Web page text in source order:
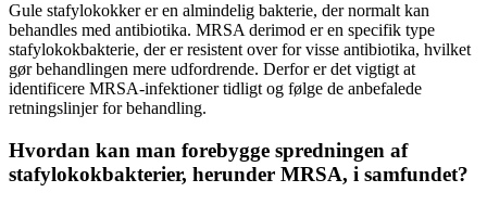
Gule stafylokokker er en almindelig bakterie, der normalt kan
behandles med antibiotika. MRSA derimod er en specifik type
stafylokokbakterie, der er resistent over for visse antibiotika, hvilket
gør behandlingen mere udfordrende. Derfor er det vigtigt at
identificere MRSA-infektioner tidligt og følge de anbefalede
retningslinjer for behandling.
Hvordan kan man forebygge spredningen af
stafylokokbakterier, herunder MRSA, i samfundet?